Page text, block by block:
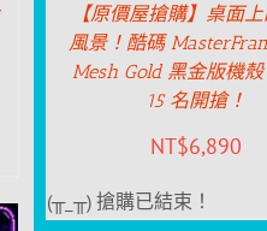
【原價屋搶購】桌面
風景！酷碼
Mesh Gold 黑金版機
15 名開搶！
NT$6,890
(╥_╥) 搶購已結束！